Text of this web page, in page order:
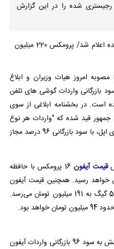
قیمت انواع گوشی آیفون ۱۶ رجیستری شده را در این گزارش
مصوبه امروز هیات وزیران و ابلاغ
بازرگانی واردات گوشی های تلفن
است. در بخشنامه ابلاغی از سوی
قید شده که "واردات هر نوع
تلفن همراه هوشمند با نشان تجاری اپل، با سود بازرگانی 96 درصد مجاز
قیمت آیفون
16 پرومکس با حافظه
میلیون تومان خواهد رسید. همچنین قیمت آیفون
16پرومکس رجستری با حافظه 512 گیگ به 191 میلیون تومان می‌رسد.
کاربران شبکه‌های اجتماعی در واکنش به سود 96 بازرگانی واردات آیفون